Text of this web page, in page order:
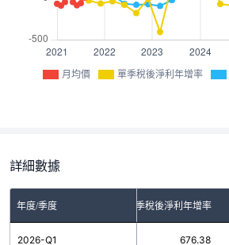
月均價 單季稅後淨利年增率
詳細數據
年度/季度 單季稅後淨利年增率
2026-Q1 676.38